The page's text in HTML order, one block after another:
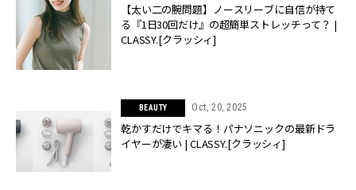
【太い二の腕問題】ノースリーブに自信が持て
る『1日30回だけ』の超簡単ストレッチって？ |
CLASSY.[クラッシィ]
BEAUTY Oct, 20, 2025
乾かすだけでキマる！パナソニックの最新ドラ
イヤーが凄い | CLASSY.[クラッシィ]